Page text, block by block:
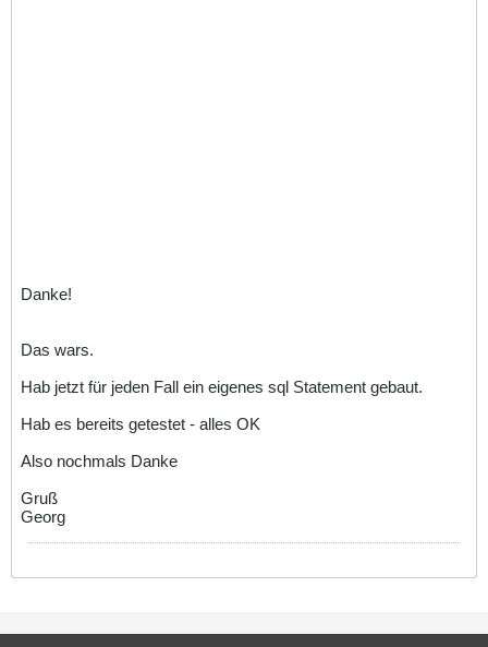
Danke!
Das wars.
Hab jetzt für jeden Fall ein eigenes sql Statement gebaut.
Hab es bereits getestet - alles OK
Also nochmals Danke
Gruß
Georg